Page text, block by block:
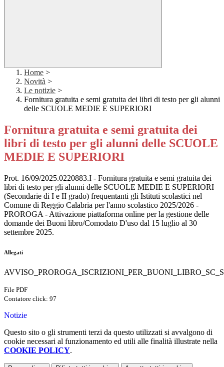
Home >
Novità >
Le notizie >
Fornitura gratuita e semi gratuita dei libri di testo per gli alunni
delle SCUOLE MEDIE E SUPERIORI
Fornitura gratuita e semi gratuita dei
libri di testo per gli alunni delle SCUOLE
MEDIE E SUPERIORI
Prot. 16/09/2025.0220883.I - Fornitura gratuita e semi gratuita dei
libri di testo per gli alunni delle SCUOLE MEDIE E SUPERIORI
(Secondarie di I e II grado) frequentanti gli Istituti scolastici nel
Comune di Reggio Calabria per l'anno scolastico 2025/2026 -
PROROGA - Attivazione piattaforma online per la gestione delle
domande dei Buoni libro/Comodato D'uso dal 15 luglio al 30
settembre 2025.
Allegati
File PDF
Contatore click: 97
Notizie
Questo sito o gli strumenti terzi da questo utilizzati si avvalgono di
cookie necessari al funzionamento ed utili alle finalità illustrate nella
COOKIE POLICY.